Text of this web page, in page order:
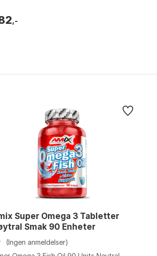
,-
Super Omega 3 Tabletter
Smak 90 Enheter
(Ingen anmeldelser)